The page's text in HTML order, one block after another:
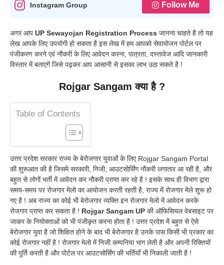
Instagram Group Follow Me
अगर आप UP Sewayojan Registration Process जानना चाहते है तो यह
लेख आपके लिए उपयोगी हो सकता है इस लेख में हम आपको सेवायोजन पोर्टल पर
पंजीकरण करने एवं नौकरी के लिए आवेदन करना, पात्रता, दस्तावेज आदि जानकारी
विस्तार में बताएगें जिसे पढ़कर आप आसानी से इसका लाभ उठा सकते है !
Rojgar Sangam क्या है ?
Table of Contents
उत्तर प्रदेश सरकार राज्य के बेरोजगार युवाओं के लिए Rojgar Sangam Portal
की शुरूआत की है जिसमे सरकारी, निजी, आउटसोर्सिंग नौकरी लगातार आ रही है, और
बहुत से लोगों भर्ती में आवेदन कर नौकरी प्राप्त कर रहे है ! इसके साथ ही विभाग द्वारा
समय-समय पर रोजगार मेलो का आयोजन करती रहती है, राज्य में रोजगार मेले शुरू हो
गए है ! अब राज्य का कोई भी बेरोजगार व्यक्ति इन रोजगार मेलो में आवेदन करके
रोजगार प्राप्त कर सकता है ! Rojgar Sangam UP की ऑफिसियल वेबसाइट पर
जाकर के नियोक्ताओं को भी पंजीकृत करना होता है ! उत्तर प्रदेश में बहुत से ऐसे
बेरोजगार युवा है जो शिक्षित होने के बाद भी बेरोजगार है उनके पास किसी भी प्रकार का
कोई रोजगार नहीं है ! रोजगार मेलो में निजी कम्पनिया भाग लेती है और अपनी रिक्तियों
की पूर्ति करती है और पोर्टल पर आउटसोर्सिंग की भर्तियाँ भी निकाली जाती है !